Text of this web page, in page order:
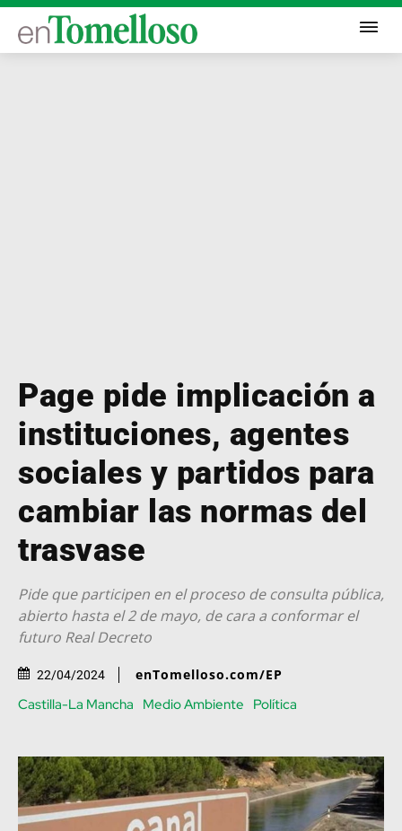
Page pide implicación a
instituciones, agentes
sociales y partidos para
cambiar las normas del
trasvase
Pide que participen en el proceso de consulta pública,
abierto hasta el 2 de mayo, de cara a conformar el
futuro Real Decreto
22/04/2024 enTomelloso.com/EP
Castilla-La Mancha Medio Ambiente Política